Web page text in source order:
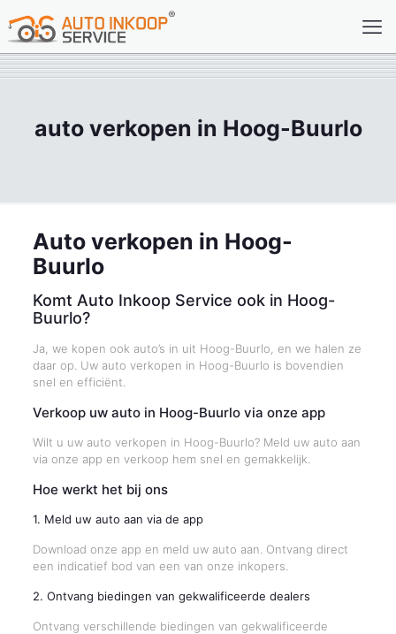
auto verkopen in Hoog-Buurlo
Auto verkopen in Hoog-
Buurlo
Komt Auto Inkoop Service ook in Hoog-
Buurlo?
Ja, we kopen ook auto’s in uit Hoog-Buurlo, en we halen ze
daar op. Uw auto verkopen in Hoog-Buurlo is bovendien
snel en efficiënt.
Verkoop uw auto in Hoog-Buurlo via onze app
Wilt u uw auto verkopen in Hoog-Buurlo? Meld uw auto aan
via onze app en verkoop hem snel en gemakkelijk.
Hoe werkt het bij ons
1. Meld uw auto aan via de app
Download onze app en meld uw auto aan. Ontvang direct
een indicatief bod van een van onze inkopers.
2. Ontvang biedingen van gekwalificeerde dealers
Ontvang verschillende biedingen van gekwalificeerde